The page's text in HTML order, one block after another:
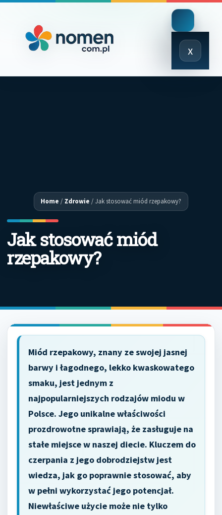
x
Close
Menu
Home / Zdrowie /Jak stosować miód rzepakowy?
Jak stosować miód
rzepakowy?
Miód rzepakowy, znany ze swojej jasnej
barwy i łagodnego, lekko kwaskowatego
smaku, jest jednym z
najpopularniejszych rodzajów miodu w
Polsce. Jego unikalne właściwości
prozdrowotne sprawiają, że zasługuje na
stałe miejsce w naszej diecie. Kluczem do
czerpania z jego dobrodziejstw jest
wiedza, jak go poprawnie stosować, aby
w pełni wykorzystać jego potencjał.
Niewłaściwe użycie może nie tylko